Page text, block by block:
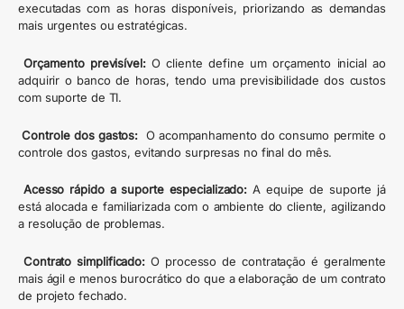
executadas com as horas disponíveis, priorizando as demandas
mais urgentes ou estratégicas.
Orçamento previsível:O cliente define um orçamento inicial ao
adquirir o banco de horas, tendo uma previsibilidade dos custos
com suporte de TI.
Controle dos gastos: O acompanhamento do consumo permite o
controle dos gastos, evitando surpresas no final do mês.
Acesso rápido a suporte especializado:A equipe de suporte já
está alocada e familiarizada com o ambiente do cliente, agilizando
a resolução de problemas.
Contrato simplificado:O processo de contratação é geralmente
mais ágil e menos burocrático do que a elaboração de um contrato
de projeto fechado.